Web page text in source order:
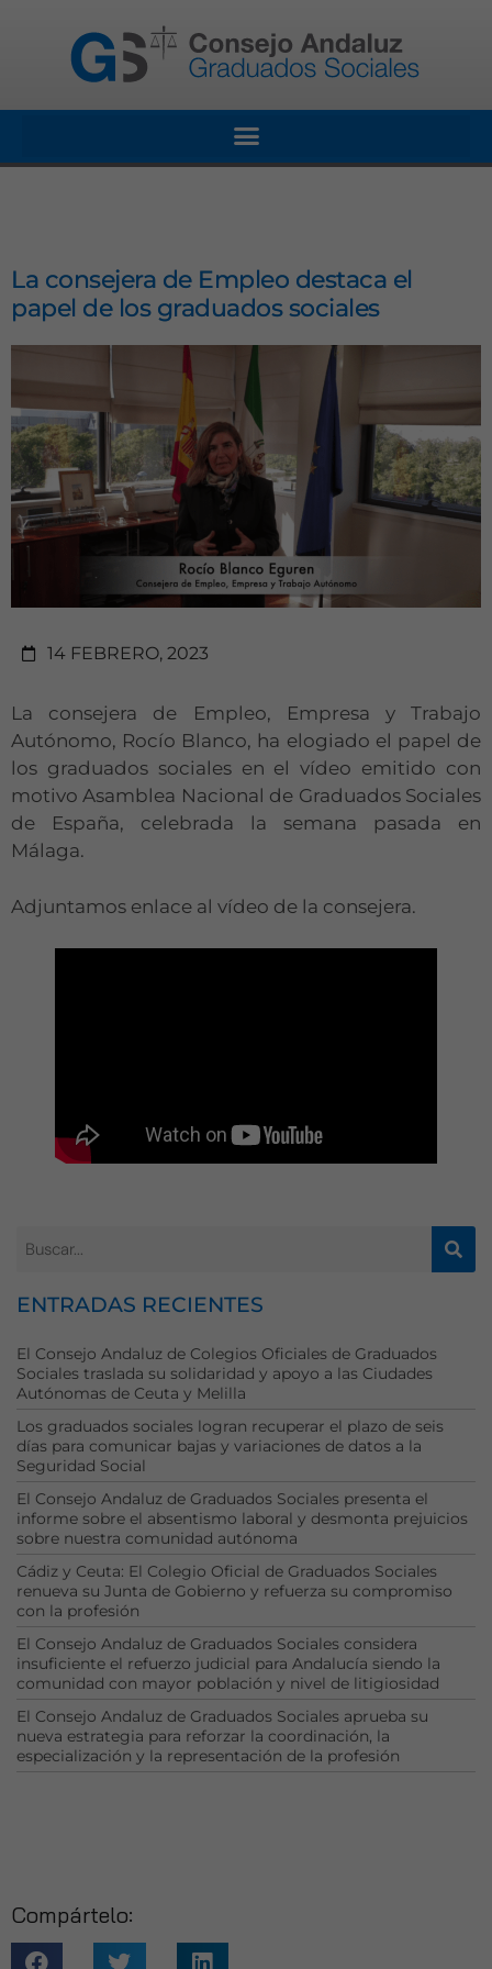
La consejera de Empleo destaca el
papel de los graduados sociales
14 FEBRERO, 2023
La consejera de Empleo, Empresa y Trabajo
Autónomo, Rocío Blanco, ha elogiado el papel de
los graduados sociales en el vídeo emitido con
motivo Asamblea Nacional de Graduados Sociales
de España, celebrada la semana pasada en
Málaga.
Adjuntamos enlace al vídeo de la consejera.
ENTRADAS RECIENTES
El Consejo Andaluz de Colegios Oficiales de Graduados
Sociales traslada su solidaridad y apoyo a las Ciudades
Autónomas de Ceuta y Melilla
Los graduados sociales logran recuperar el plazo de seis
días para comunicar bajas y variaciones de datos a la
Seguridad Social
El Consejo Andaluz de Graduados Sociales presenta el
informe sobre el absentismo laboral y desmonta prejuicios
sobre nuestra comunidad autónoma
Cádiz y Ceuta: El Colegio Oficial de Graduados Sociales
renueva su Junta de Gobierno y refuerza su compromiso
con la profesión
El Consejo Andaluz de Graduados Sociales considera
insuficiente el refuerzo judicial para Andalucía siendo la
comunidad con mayor población y nivel de litigiosidad
El Consejo Andaluz de Graduados Sociales aprueba su
nueva estrategia para reforzar la coordinación, la
especialización y la representación de la profesión
Compártelo: